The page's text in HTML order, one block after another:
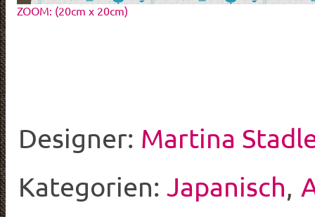
ZOOM: (20cm x 20cm)
Designer: Martina
Kategorien: Japanisch,